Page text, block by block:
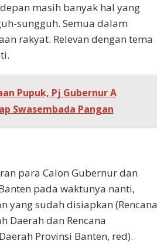
masih banyak hal yang
sungguh. Semua dalam
rakyat. Relevan dengan tema
Pupuk, Pj Gubernur A
Swasembada Pangan
para Calon Gubernur dan
pada waktunya nanti,
yang sudah disiapkan (Rencana
Daerah dan Rencana
Provinsi Banten, red).